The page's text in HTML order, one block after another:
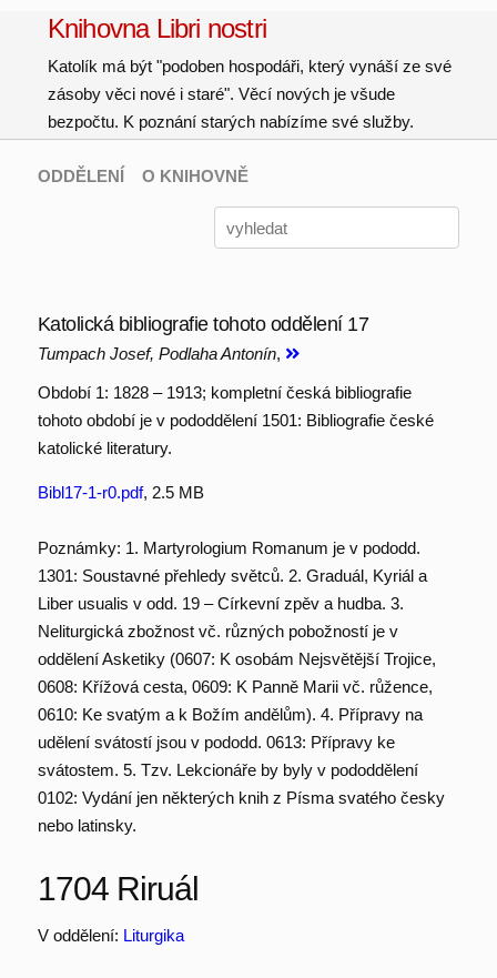
Knihovna Libri nostri
Katolík má být "podoben hospodáři, který vynáší ze své
zásoby věci nové i staré". Věcí nových je všude
bezpočtu. K poznání starých nabízíme své služby.
ODDĚLENÍ O KNIHOVNĚ
Katolická bibliografie tohoto oddělení 17
Tumpach Josef, Podlaha Antonín,
Období 1: 1828 – 1913; kompletní česká bibliografie
tohoto období je v pododdělení 1501: Bibliografie české
katolické literatury.
Bibl17-1-r0.pdf, 2.5 MB
Poznámky: 1. Martyrologium Romanum je v pododd.
1301: Soustavné přehledy světců. 2. Graduál, Kyriál a
Liber usualis v odd. 19 – Církevní zpěv a hudba. 3.
Neliturgická zbožnost vč. různých pobožností je v
oddělení Asketiky (0607: K osobám Nejsvětější Trojice,
0608: Křížová cesta, 0609: K Panně Marii vč. růžence,
0610: Ke svatým a k Božím andělům). 4. Přípravy na
udělení svátostí jsou v pododd. 0613: Přípravy ke
svátostem. 5. Tzv. Lekcionáře by byly v pododdělení
0102: Vydání jen některých knih z Písma svatého česky
nebo latinsky.
1704 Riruál
V oddělení: Liturgika